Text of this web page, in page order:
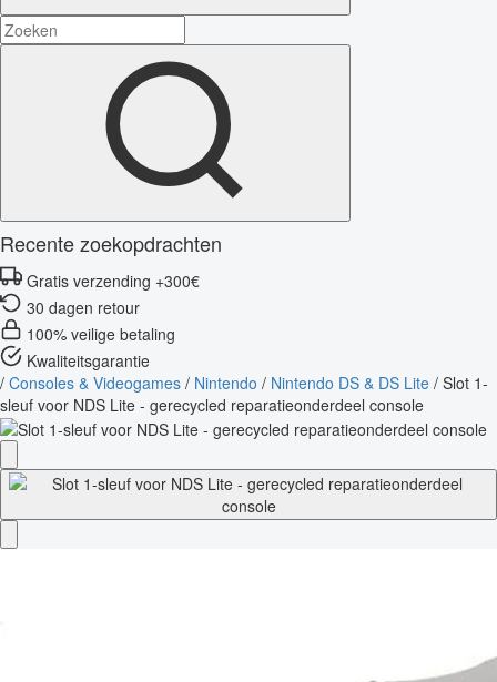
Recente zoekopdrachten
Gratis verzending +300€
30 dagen retour
100% veilige betaling
Kwaliteitsgarantie
/ Consoles & Videogames / Nintendo / Nintendo DS & DS Lite / Slot 1-
sleuf voor NDS Lite - gerecycled reparatieonderdeel console